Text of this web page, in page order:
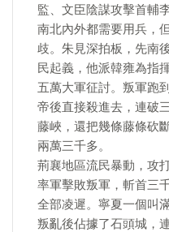
監、文臣陰謀攻擊首輔
南北內外都需要用兵，
歧。朱見深拍板，先南
民起義，他派韓雍為指
五萬大軍征討。叛軍跑
帝後直接殺進去，連破
藤峽，還把幾條藤條砍
兩萬三千多。
荊襄地區流民暴動，攻
率軍擊敗叛軍，斬首三
全部凌遲。寧夏一個叫
叛亂後佔據了石頭城，